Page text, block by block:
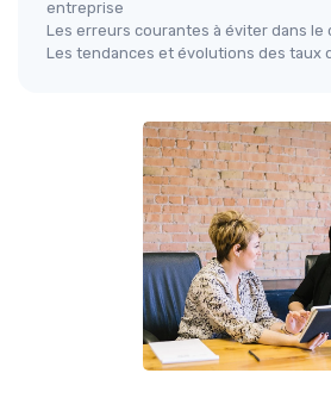
entreprise
Les erreurs courantes à éviter dans le
Les tendances et évolutions des taux